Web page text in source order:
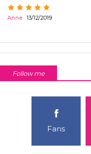
Anne 13/12/2019
Follow me
Fans